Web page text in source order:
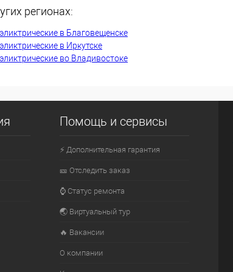
В наличии
В избранное
регионах:
в Благовещенске
в Иркутске
во Владивостоке
Помощь и сервисы
⚡ Дополнительная гарантия
🎫 Отследить заказ
⌚ Статус ремонта
🌏 Виртуальный тур
🔥 Вакансии
О компании